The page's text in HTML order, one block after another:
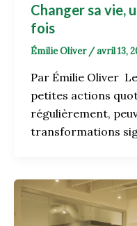
Changer sa vie,
fois
Émilie Oliver /avril 13,
Par Émilie Oliver
petites actions
régulièrement,
transformations